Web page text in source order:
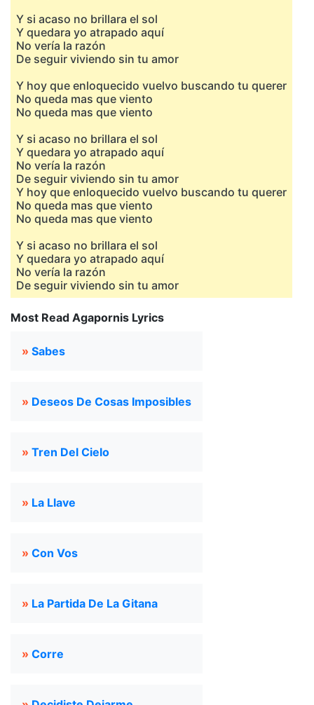
Y si acaso no brillara el sol
Y quedara yo atrapado aquí
No vería la razón
De seguir viviendo sin tu amor
Y hoy que enloquecido vuelvo buscando tu querer
No queda mas que viento
No queda mas que viento
Y si acaso no brillara el sol
Y quedara yo atrapado aquí
No vería la razón
De seguir viviendo sin tu amor
Y hoy que enloquecido vuelvo buscando tu querer
No queda mas que viento
No queda mas que viento
Y si acaso no brillara el sol
Y quedara yo atrapado aquí
No vería la razón
De seguir viviendo sin tu amor
Most Read Agapornis Lyrics
» Sabes
» Deseos De Cosas Imposibles
» Tren Del Cielo
» La Llave
» Con Vos
» La Partida De La Gitana
» Corre